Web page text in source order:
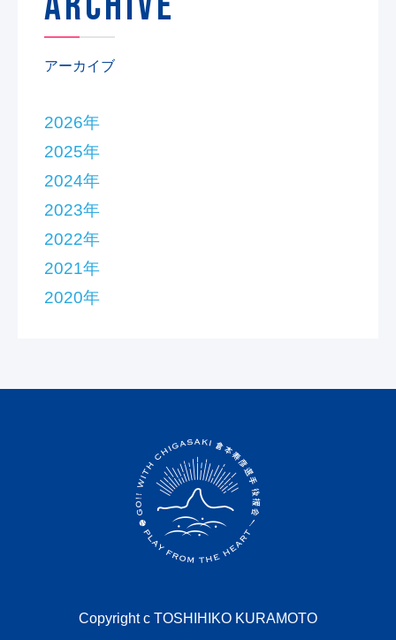
アーカイブ
2026年
2025年
2024年
2023年
2022年
2021年
2020年
Copyright c TOSHIHIKO KURAMOTO